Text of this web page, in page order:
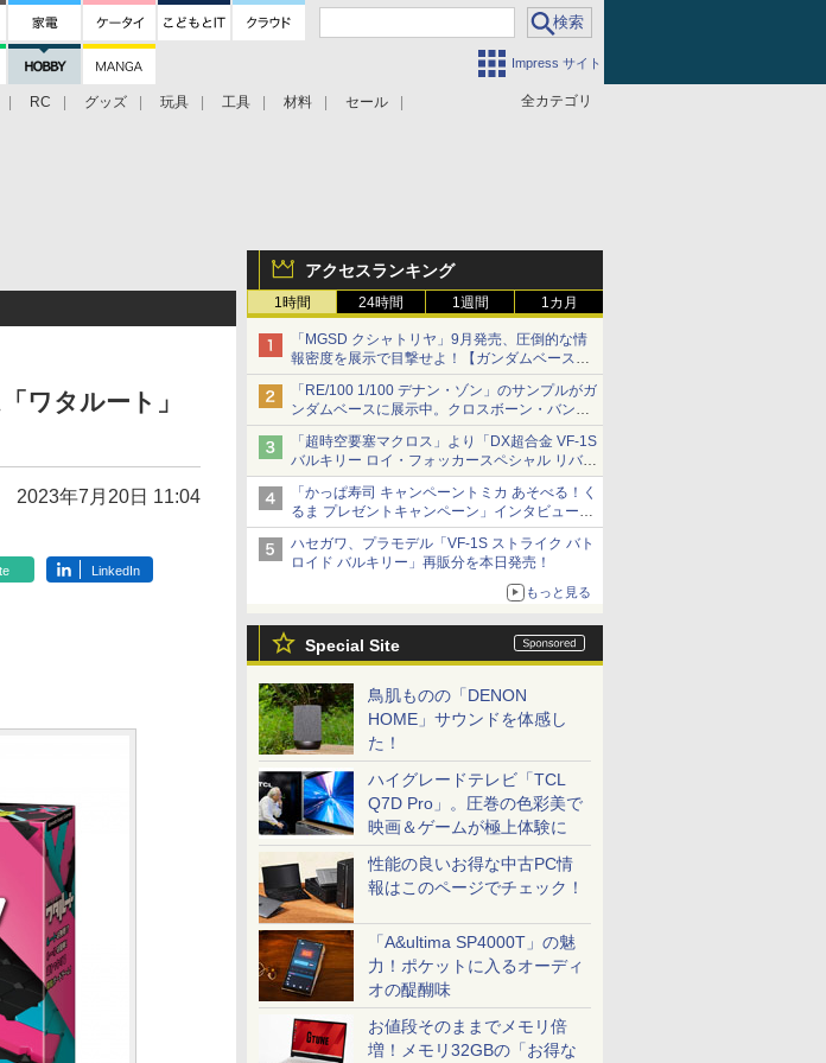
Impress サイト
全カテゴリ
RC グッズ 玩具 工具 材料 セール
アクセスランキング
1時間 24時間 1週間 1カ月
「MGSD クシャトリヤ」9月発売、圧倒的な情
報密度を展示で目撃せよ！【ガンダムベース撮
り下ろし】
「RE/100 1/100 デナン・ゾン」のサンプルがガ
ンダムベースに展示中。クロスボーン・バンガ
ードの制式量産機が間もなく発送【ガンダムベ
ース撮り下ろし】
「超時空要塞マクロス」より「DX超合金 VF-1S
バルキリー ロイ・フォッカースペシャル リバイ
バルVer.」本日発売！
「かっぱ寿司 キャンペーントミカ あそべる！く
るま プレゼントキャンペーン」インタビュー
子どもが楽しめるかっぱ寿司ならではの体験と
コラボの楽しさを追求
ハセガワ、プラモデル「VF-1S ストライク バト
ロイド バルキリー」再販分を本日発売！
もっと見る
Special Site
鳥肌ものの「DENON
HOME」サウンドを体感し
た！
ハイグレードテレビ「TCL
Q7D Pro」。圧巻の色彩美で
映画＆ゲームが極上体験に
性能の良いお得な中古PC情
報はこのページでチェック！
「A&ultima SP4000T」の魅
力！ポケットに入るオーディ
オの醍醐味
お値段そのままでメモリ倍
増！メモリ32GBの「お得な
ワタルート」
2023年7月20日 11:04
LinkedIn